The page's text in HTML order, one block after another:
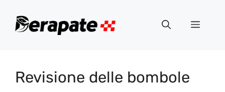
Menu
Revisione delle bombole